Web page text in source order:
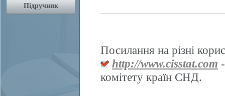
Посилання на різні
http://www.cisstat.com
комітету країн СНД.